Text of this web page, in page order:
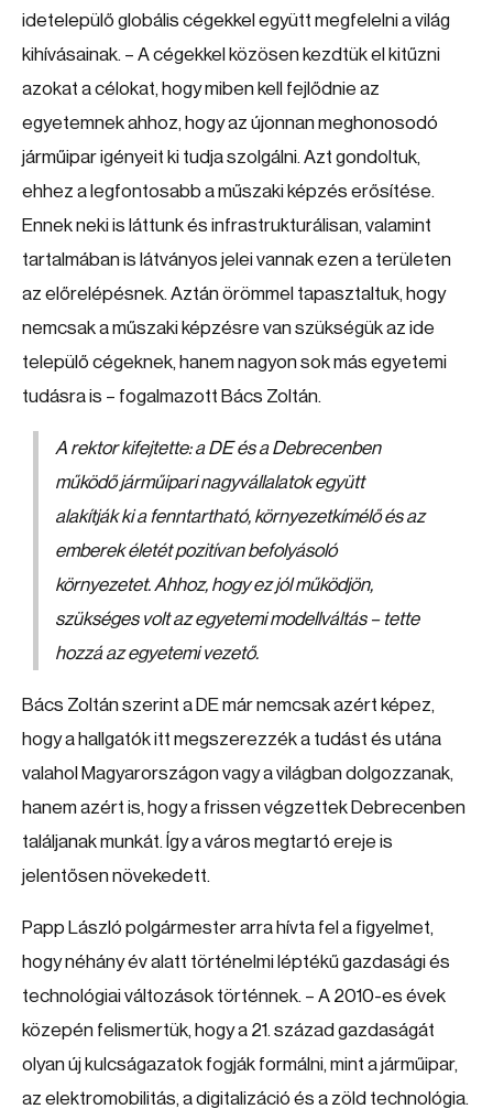
idetelepülő globális cégekkel együtt megfelelni a világ
kihívásainak. – A cégekkel közösen kezdtük el kitűzni
azokat a célokat, hogy miben kell fejlődnie az
egyetemnek ahhoz, hogy az újonnan meghonosodó
járműipar igényeit ki tudja szolgálni. Azt gondoltuk,
ehhez a legfontosabb a műszaki képzés erősítése.
Ennek neki is láttunk és infrastrukturálisan, valamint
tartalmában is látványos jelei vannak ezen a területen
az előrelépésnek. Aztán örömmel tapasztaltuk, hogy
nemcsak a műszaki képzésre van szükségük az ide
települő cégeknek, hanem nagyon sok más egyetemi
tudásra is – fogalmazott Bács Zoltán.
A rektor kifejtette: a DE és a Debrecenben
működő járműipari nagyvállalatok együtt
alakítják ki a fenntartható, környezetkímélő és az
emberek életét pozitívan befolyásoló
környezetet. Ahhoz, hogy ez jól működjön,
szükséges volt az egyetemi modellváltás – tette
hozzá az egyetemi vezető.
Bács Zoltán szerint a DE már nemcsak azért képez,
hogy a hallgatók itt megszerezzék a tudást és utána
valahol Magyarországon vagy a világban dolgozzanak,
hanem azért is, hogy a frissen végzettek Debrecenben
találjanak munkát. Így a város megtartó ereje is
jelentősen növekedett.
Papp László polgármester arra hívta fel a figyelmet,
hogy néhány év alatt történelmi léptékű gazdasági és
technológiai változások történnek. – A 2010-es évek
közepén felismertük, hogy a 21. század gazdaságát
olyan új kulcságazatok fogják formálni, mint a járműipar,
az elektromobilitás, a digitalizáció és a zöld technológia.